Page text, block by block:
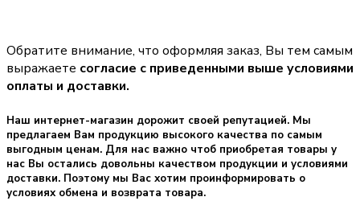
Обратите внимание, что оформляя заказ, Вы тем самым
выражаете согласие с приведенными выше условиями
оплаты и доставки.
Наш интернет-магазин дорожит своей репутацией. Мы
предлагаем Вам продукцию высокого качества по самым
выгодным ценам. Для нас важно чтоб приобретая товары у
нас Вы остались довольны качеством продукции и условиями
доставки. Поэтому мы Вас хотим проинформировать о
условиях обмена и возврата товара.